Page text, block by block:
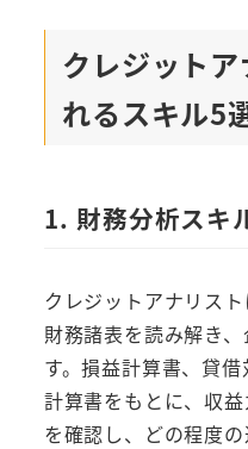
クレジット
れるスキル5
1. 財務分析スキ
クレジットアナリスト
財務諸表を読み解き
す。損益計算書、貸
計算書をもとに、収
を確認し、どの程度